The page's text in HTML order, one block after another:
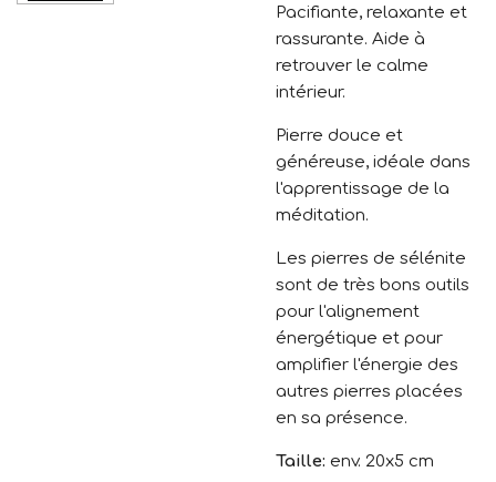
Pacifiante, relaxante et
rassurante. Aide à
retrouver le calme
intérieur.
Pierre douce et
généreuse, idéale dans
l'apprentissage de la
méditation.
Les pierres de sélénite
sont de très bons outils
pour l'alignement
énergétique et pour
amplifier l'énergie des
autres pierres placées
en sa présence.
Taille: env. 20x5 cm